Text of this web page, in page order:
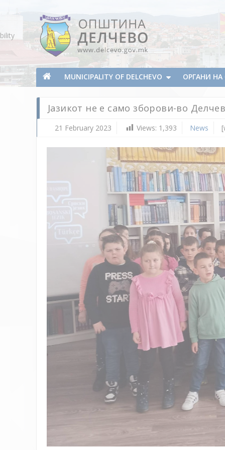
Municipality of Delchevo
Municipality of Delchevo
MUNICIPALITY OF DELCHEVO ОРГАНИ
Јазикот не е само зборови-во
21 February 2023 Views: 1,393 News